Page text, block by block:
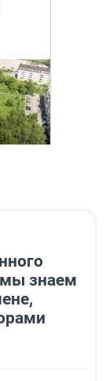
мы знаем